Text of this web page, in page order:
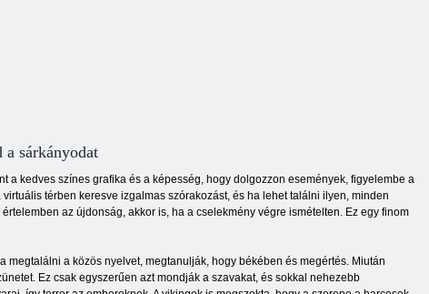
sárkányodat
a kedves színes grafika és a képesség, hogy dolgozzon események, figyelembe a
térben keresve izgalmas szórakozást, és ha lehet találni ilyen, minden
az újdonság, akkor is, ha a cselekmény végre ismételten. Ez egy finom
a közös nyelvet, megtanulják, hogy békében és megértés. Miután
Ez csak egyszerűen azt mondják a szavakat, és sokkal nehezebb